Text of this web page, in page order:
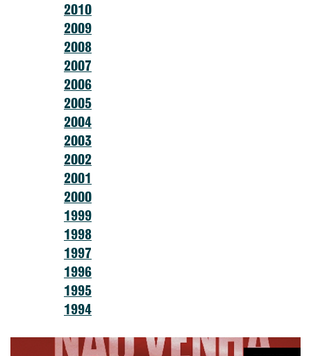
2010
2009
2008
2007
2006
2005
2004
2003
2002
2001
2000
1999
1998
1997
1996
1995
1994